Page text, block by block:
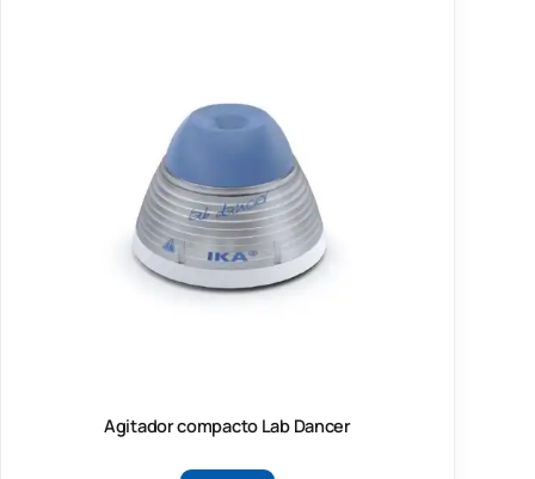
Agitador compacto Lab Dancer